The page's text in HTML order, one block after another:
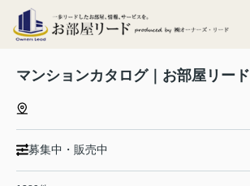
マンションカタログ｜お部屋リード
募集中・販売中